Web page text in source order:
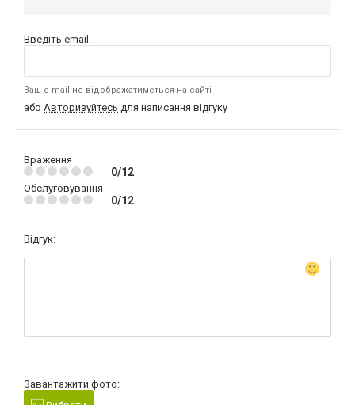
Введіть email:
Ваш e-mail не відображатиметься на сайті
або Авторизуйтесь для написання відгуку
Враження
0/12
Обслуговування
0/12
Відгук:
Завантажити фото: